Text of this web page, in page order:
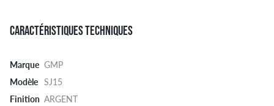
CARACTÉRISTIQUES TECHNIQUES
Marque GMP
Modèle SJ15
Finition ARGENT